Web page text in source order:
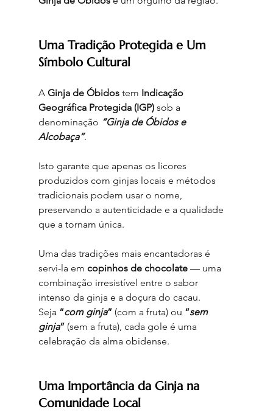
Uma Tradição Protegida e Um
Símbolo Cultural
A Ginja de Óbidos tem Indicação
Geográfica Protegida (IGP) sob a
denominação “Ginja de Óbidos e
Alcobaça”.
Isto garante que apenas os licores
produzidos com ginjas locais e métodos
tradicionais podem usar o nome,
preservando a autenticidade e a qualidade
que a tornam única.
Uma das tradições mais encantadoras é
servi-la em copinhos de chocolate — uma
combinação irresistível entre o sabor
intenso da ginja e a doçura do cacau.
Seja “com ginja” (com a fruta) ou “sem
ginja” (sem a fruta), cada gole é uma
celebração da alma obidense.
Uma Importância da Ginja na
Comunidade Local